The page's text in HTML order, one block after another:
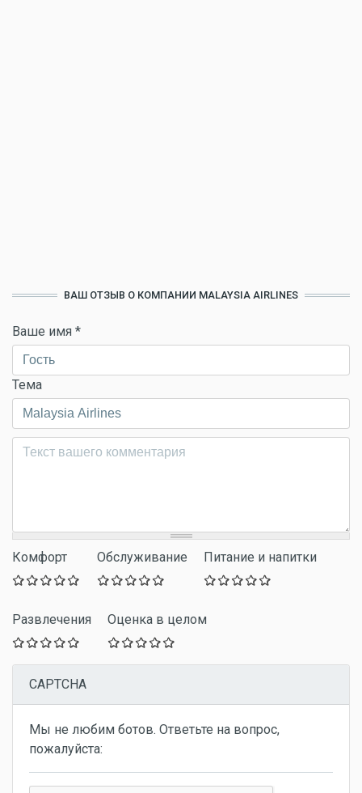
ВАШ ОТЗЫВ О КОМПАНИИ MALAYSIA AIRLINES
Ваше имя *
Тема
Комментарий*
Комфорт Обслуживание Питание и напитки
Развлечения Оценка в целом
CAPTCHA
Мы не любим ботов. Ответьте на вопрос,
пожалуйста: